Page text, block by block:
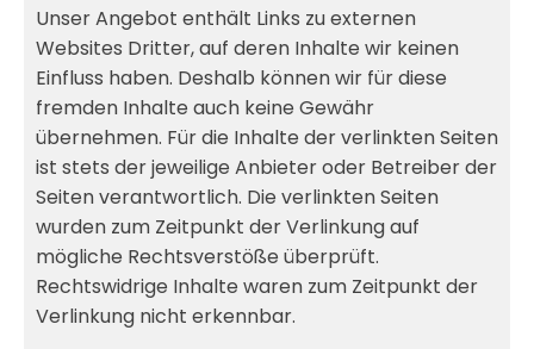
Unser Angebot enthält Links zu externen
Websites Dritter, auf deren Inhalte wir keinen
Einfluss haben. Deshalb können wir für diese
fremden Inhalte auch keine Gewähr
übernehmen. Für die Inhalte der verlinkten Seiten
ist stets der jeweilige Anbieter oder Betreiber der
Seiten verantwortlich. Die verlinkten Seiten
wurden zum Zeitpunkt der Verlinkung auf
mögliche Rechtsverstöße überprüft.
Rechtswidrige Inhalte waren zum Zeitpunkt der
Verlinkung nicht erkennbar.